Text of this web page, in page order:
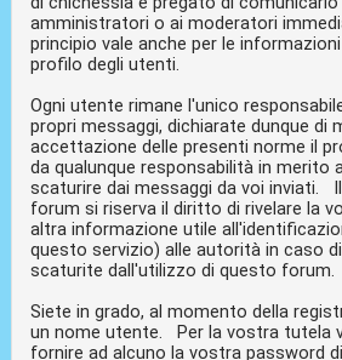
amministratori o ai moderatori
principio vale anche per le
profilo degli utenti.
Ogni utente rimane l'unico
propri messaggi, dichiarate dunque di
accettazione delle presenti norme il
da qualunque responsabilità in merito
scaturire dai messaggi da voi inviati.
forum si riserva il diritto di rivelare la
altra informazione utile
questo servizio) alle autorità in caso
scaturite dall'utilizzo di questo forum.
Siete in grado, al momento della
un nome utente. Per la vostra tutela
fornire ad alcuno la vostra password